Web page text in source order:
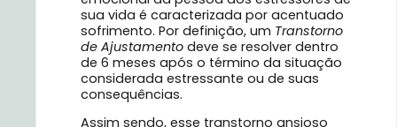
sua vida é caracterizada por acentuado
sofrimento. Por definição, um Transtorno
de Ajustamento deve se resolver dentro
de 6 meses após o término da situação
considerada estressante ou de suas
consequências.
Assim sendo, esse transtorno ansioso